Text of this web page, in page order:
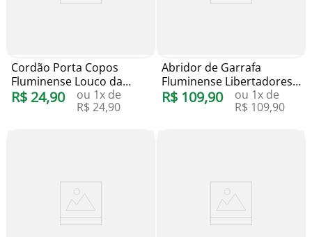
Cordão Porta Copos
Fluminense Louco da
Cabeça Com Mosquetão
R$ 24,90 ou 1x de
R$ 24,90
Abridor de Garrafa
Fluminense Libertadores
23 Milled
R$ 109,90 ou 1x de
R$ 109,90